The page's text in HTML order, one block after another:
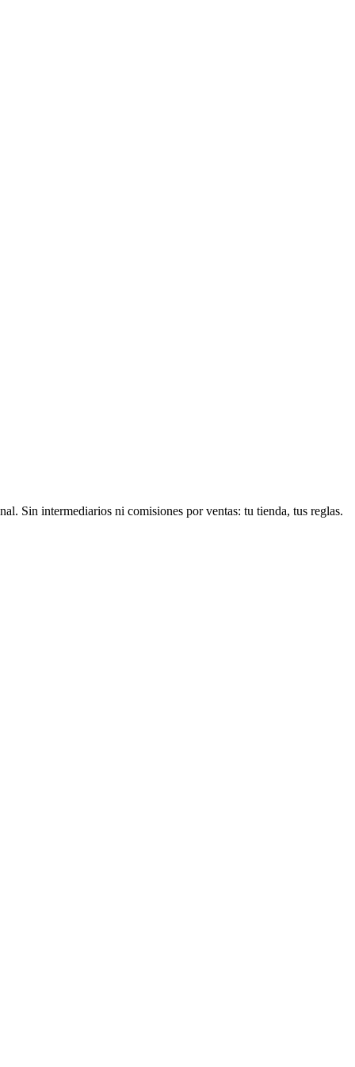
Sin intermediarios ni comisiones por ventas: tu tienda, tus reglas.